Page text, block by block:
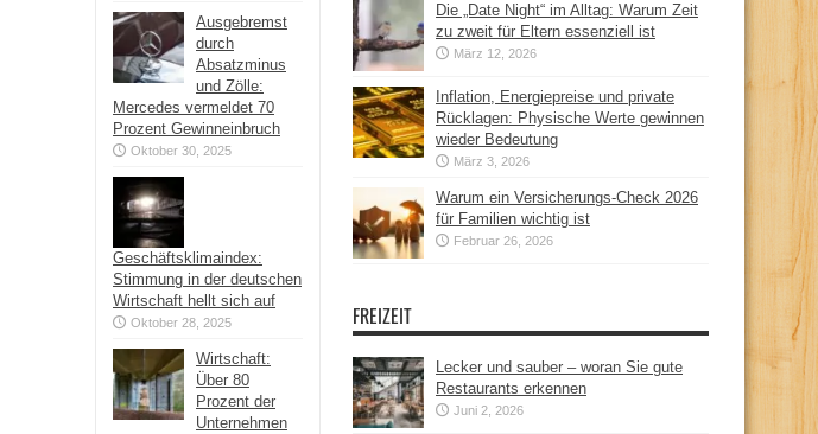
Ausgebremst
durch
Absatzminus
und Zölle:
Mercedes vermeldet 70
Prozent Gewinneinbruch
Oktober 30, 2025
Geschäftsklimaindex:
Stimmung in der deutschen
Wirtschaft hellt sich auf
Oktober 28, 2025
Wirtschaft:
Über 80
Prozent der
Unternehmen
Die „Date Night“ im Alltag: Warum Zeit
zu zweit für Eltern essenziell ist
März 12, 2026
Inflation, Energiepreise und private
Rücklagen: Physische Werte gewinnen
wieder Bedeutung
März 3, 2026
Warum ein Versicherungs-Check 2026
für Familien wichtig ist
Februar 26, 2026
FREIZEIT
Lecker und sauber – woran Sie gute
Restaurants erkennen
Juni 2, 2026